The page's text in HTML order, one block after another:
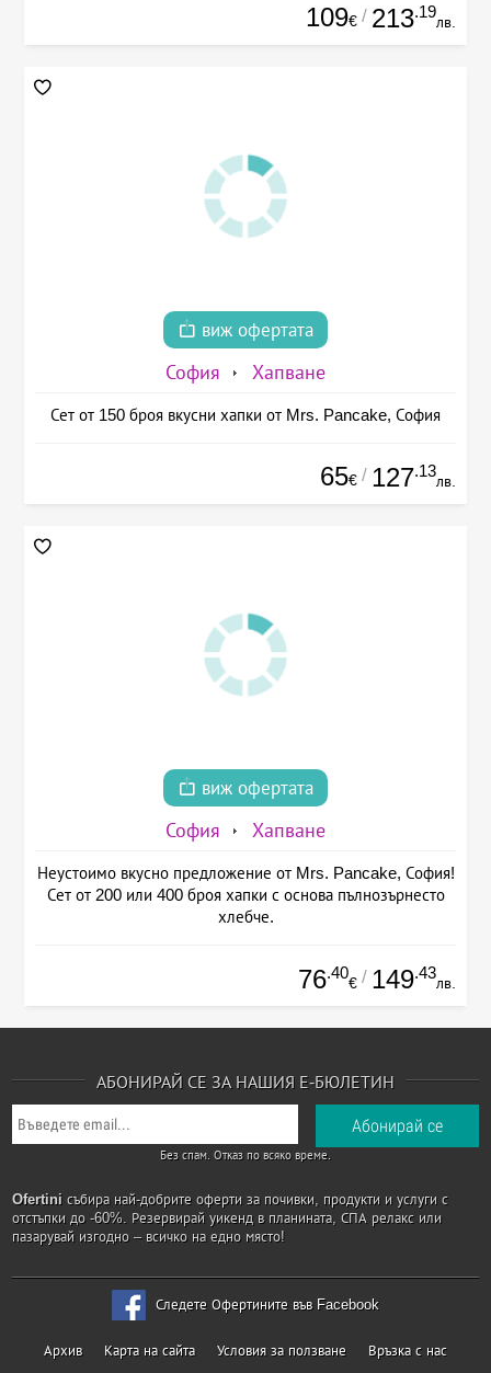
109€ / 213.19
лв.
виж офертата
София Хапване
Сет от 150 броя вкусни хапки от Mrs. Pancake, София
65€ / 127.13
лв.
виж офертата
София Хапване
Неустоимо вкусно предложение от Mrs. Pancake, София!
Сет от 200 или 400 броя хапки с основа пълнозърнесто
хлебче.
76.40
€ / 149.43
лв.
АБОНИРАЙ СЕ ЗА НАШИЯ Е-БЮЛЕТИН
Без спам. Отказ по всяко време.
Ofertini събира най-добрите оферти за почивки, продукти и услуги с
отстъпки до -60%. Резервирай уикенд в планината, СПА релакс или
пазарувай изгодно – всичко на едно място!
Следете Офертините във Facebook
Архив Карта на сайта Условия за ползване Връзка с нас